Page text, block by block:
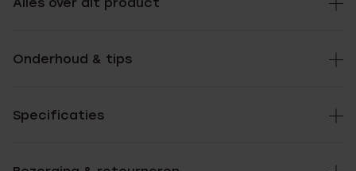
Onderhoud & tips
Specificaties